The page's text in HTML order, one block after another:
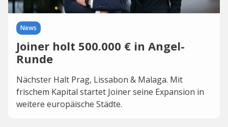
News
Joiner holt 500.000 € in Angel-
Runde
Nächster Halt Prag, Lissabon & Malaga. Mit
frischem Kapital startet Joiner seine Expansion in
weitere europäische Städte.